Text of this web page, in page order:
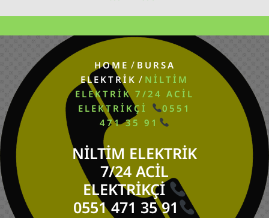
HOME / BURSA
ELEKTRIK / NILTIM
ELEKTRIK 7/24 ACIL
ELEKTRIKÇI
0551
471 35 91
NILTIM ELEKTRIK
7/24 ACIL
ELEKTRIKÇI
0551 471 35 91